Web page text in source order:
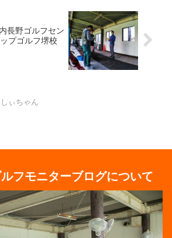
長野ゴルフセン
プゴルフ堺校
ぃちゃん
フモニターブログについて